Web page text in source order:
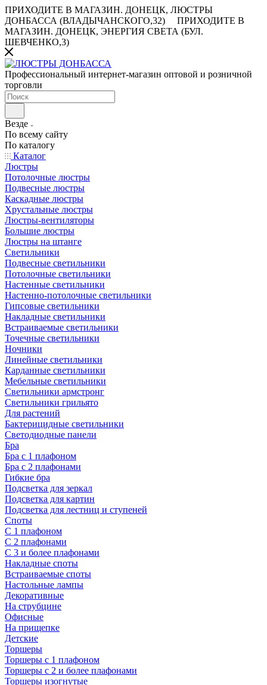
ПРИХОДИТЕ В МАГАЗИН. ДОНЕЦК, ЛЮСТРЫ
ДОНБАССА (ВЛАДЫЧАНСКОГО,32)
ПРИХОДИТЕ В
МАГАЗИН. ДОНЕЦК, ЭНЕРГИЯ СВЕТА (БУЛ.
ШЕВЧЕНКО,3)
Профессиональный интернет-магазин оптовой и розничной
торговли
Везде
По всему сайту
По каталогу
Каталог
Люстры
Потолочные люстры
Подвесные люстры
Каскадные люстры
Хрустальные люстры
Люстры-вентиляторы
Большие люстры
Люстры на штанге
Светильники
Подвесные светильники
Потолочные светильники
Настенные светильники
Настенно-потолочные светильники
Гипсовые светильники
Накладные светильники
Встраиваемые светильники
Точечные светильники
Ночники
Линейные светильники
Карданные светильники
Мебельные светильники
Светильники армстронг
Светильники грильято
Для растений
Бактерицидные светильники
Светодиодные панели
Бра
Бра с 1 плафоном
Бра с 2 плафонами
Гибкие бра
Подсветка для зеркал
Подсветка для картин
Подсветка для лестниц и ступеней
Споты
С 1 плафоном
С 2 плафонами
С 3 и более плафонами
Накладные споты
Встраиваемые споты
Настольные лампы
Декоративные
На струбцине
Офисные
На прищепке
Детские
Торшеры
Торшеры с 1 плафоном
Торшеры с 2 и более плафонами
Торшеры изогнутые